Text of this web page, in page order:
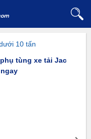
10 tấn
tùng xe tải Jac